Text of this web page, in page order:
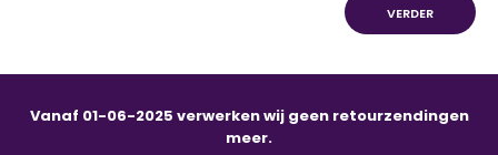
VERDER
Vanaf 01-06-2025 verwerken wij geen retourzendingen
meer.